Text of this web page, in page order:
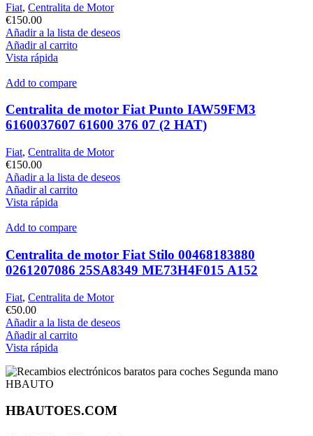
Fiat, Centralita de Motor
€150.00
Añadir a la lista de deseos
Añadir al carrito
Vista rápida
Add to compare
Centralita de motor Fiat Punto IAW59FM3
6160037607 61600 376 07 (2 HAT)
Fiat, Centralita de Motor
€150.00
Añadir a la lista de deseos
Añadir al carrito
Vista rápida
Add to compare
Centralita de motor Fiat Stilo 00468183880
0261207086 25SA8349 ME73H4F015 A152
Fiat, Centralita de Motor
€50.00
Añadir a la lista de deseos
Añadir al carrito
Vista rápida
HBAUTOES.COM